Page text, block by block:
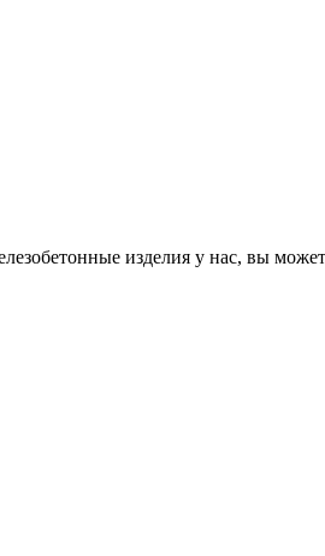
изделия у нас, вы